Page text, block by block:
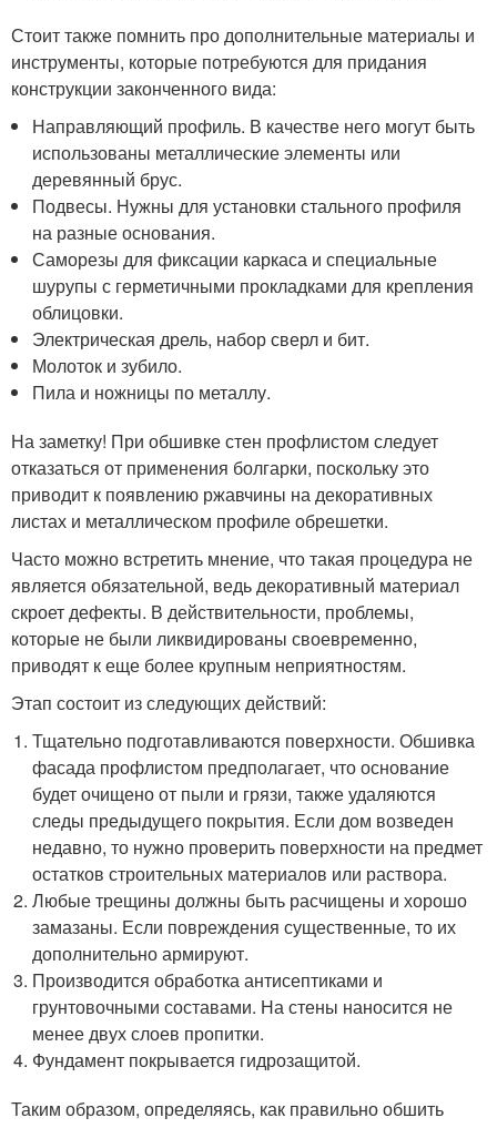
Стоит также помнить про дополнительные материалы и
инструменты, которые потребуются для придания
конструкции законченного вида:
Направляющий профиль. В качестве него могут быть
использованы металлические элементы или
деревянный брус.
Подвесы. Нужны для установки стального профиля
на разные основания.
Саморезы для фиксации каркаса и специальные
шурупы с герметичными прокладками для крепления
облицовки.
Электрическая дрель, набор сверл и бит.
Молоток и зубило.
Пила и ножницы по металлу.
На заметку! При обшивке стен профлистом следует
отказаться от применения болгарки, поскольку это
приводит к появлению ржавчины на декоративных
листах и металлическом профиле обрешетки.
Часто можно встретить мнение, что такая процедура не
является обязательной, ведь декоративный материал
скроет дефекты. В действительности, проблемы,
которые не были ликвидированы своевременно,
приводят к еще более крупным неприятностям.
Этап состоит из следующих действий:
Тщательно подготавливаются поверхности. Обшивка
фасада профлистом предполагает, что основание
будет очищено от пыли и грязи, также удаляются
следы предыдущего покрытия. Если дом возведен
недавно, то нужно проверить поверхности на предмет
остатков строительных материалов или раствора.
Любые трещины должны быть расчищены и хорошо
замазаны. Если повреждения существенные, то их
дополнительно армируют.
Производится обработка антисептиками и
грунтовочными составами. На стены наносится не
менее двух слоев пропитки.
Фундамент покрывается гидрозащитой.
Таким образом, определяясь, как правильно обшить